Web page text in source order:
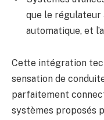
que le régulateur
automatique, et
Cette intégration
sensation de
parfaitement
systèmes proposés